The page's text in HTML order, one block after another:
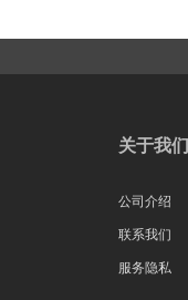
关于我们
公司介绍
联系我们
服务隐私